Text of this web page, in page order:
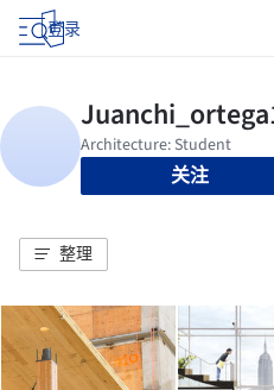
登录
关注
整理